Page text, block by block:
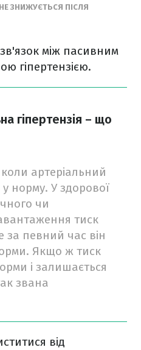
ЗНИЖУЄТЬСЯ ПІСЛЯ
між пасивним
гіпертензією.
гіпертензія – що
артеріальний
норму. У здорової
чи
тиск
за певний час він
Якщо ж тиск
і залишається
звана
від